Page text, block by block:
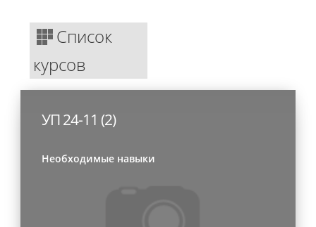
Список
курсов
УП 24-11 (2)
Необходимые навыки